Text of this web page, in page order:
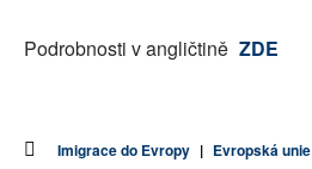
Podrobnosti v angličtině ZDE
Imigrace do Evropy | Evropská unie